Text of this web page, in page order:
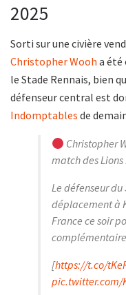
2025
Sorti sur une civière
Christopher Wooh a été
le Stade Rennais, bien
défenseur central est
Indomptables de
Christopher
match des
Le défenseur
déplacement à
France ce soir
[https://t.co/
pic.twitter.com/